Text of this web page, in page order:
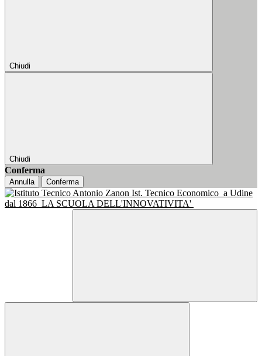
Chiudi
Chiudi
Conferma
Annulla Conferma
Ist. Tecnico Economico a Udine
dal 1866 LA SCUOLA DELL'INNOVATIVITA'